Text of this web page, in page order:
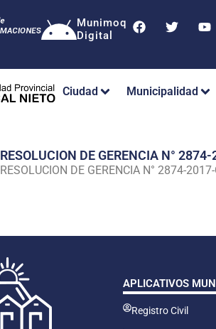
Munimoq
Digital
Ciudad Municipalidad
RESOLUCION DE GERENCIA N°
RESOLUCION DE GERENCIA N° 2874-
APLICATIVOS
Registro Civil